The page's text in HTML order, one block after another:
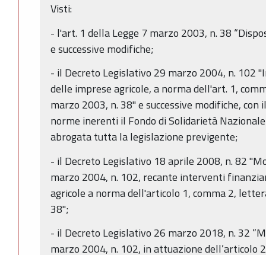
Visti:
- l'art. 1 della Legge 7 marzo 2003, n. 38
e successive modifiche;
- il Decreto Legislativo 29 marzo 2004, n. 102
delle imprese agricole, a norma dell'art. 1,
marzo 2003, n. 38" e successive modifiche,
norme inerenti il Fondo di Solidarietà
abrogata tutta la legislazione previgente;
- il Decreto Legislativo 18 aprile 2008, n. 82
marzo 2004, n. 102, recante interventi
agricole a norma dell'articolo 1, comma 2,
38";
- il Decreto Legislativo 26 marzo 2018, n. 32
marzo 2004, n. 102, in attuazione dell’articolo